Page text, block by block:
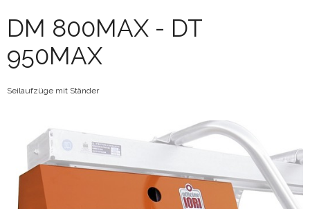
DM 800MAX - DT
950MAX
Seilaufzüge mit Ständer